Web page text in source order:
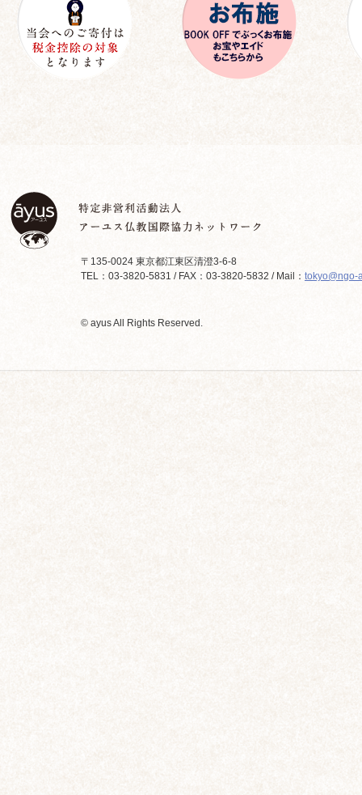
〒135-0024 東京都江東区清澄3-6-8
TEL：03-3820-5831 / FAX：03-3820-5832 / Mail： tokyo@ngo-
© ayus All Rights Reserved.